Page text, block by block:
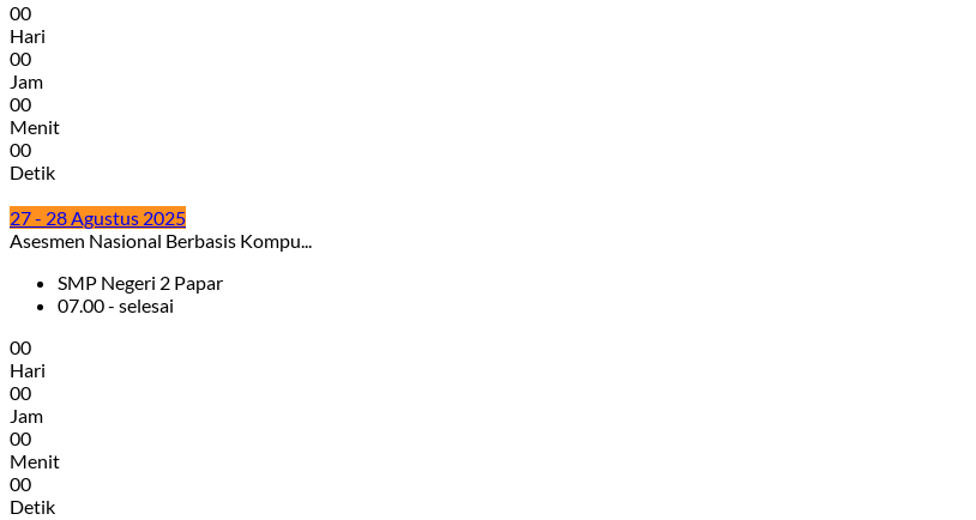
00
Hari
00
Jam
00
Menit
00
Detik
27 - 28 Agustus 2025
Asesmen Nasional Berbasis Kompu...
SMP Negeri 2 Papar
07.00 - selesai
00
Hari
00
Jam
00
Menit
00
Detik